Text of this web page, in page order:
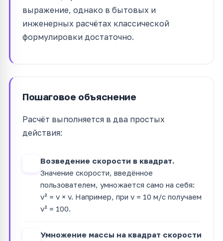
выражение, однако в бытовых и
инженерных расчётах классической
формулировки достаточно.
Пошаговое объяснение
Расчёт выполняется в два простых
действия:
Возведение скорости в квадрат.
Значение скорости, введённое
пользователем, умножается само на себя:
v² = v × v. Например, при v = 10 м/с получаем
v² = 100.
Умножение массы на квадрат скорости